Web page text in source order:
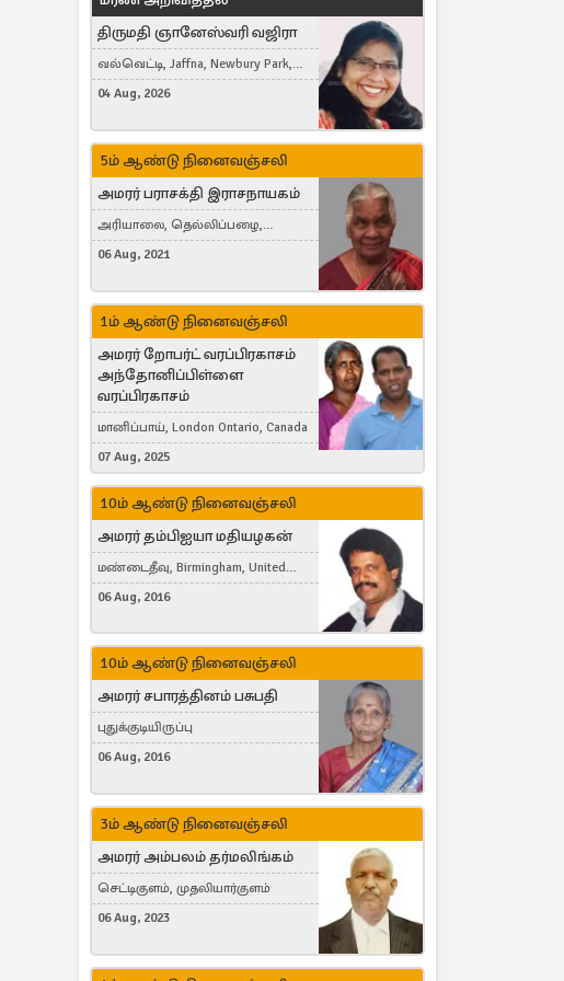
திருமதி ஞானேஸ்வரி வஜிரா
வல்வெட்டி, Jaffna, Newbury Park,
United Kingdom
04 Aug, 2026
5ம் ஆண்டு நினைவஞ்சலி
அமரர் பராசக்தி இராசநாயகம்
அரியாலை, தெல்லிப்பழை,
Montreal, Canada
06 Aug, 2021
1ம் ஆண்டு நினைவஞ்சலி
அமரர் றோபர்ட் வரப்பிரகாசம்
அந்தோனிப்பிள்ளை
வரப்பிரகாசம்
மானிப்பாய், London Ontario, Canada
07 Aug, 2025
10ம் ஆண்டு நினைவஞ்சலி
அமரர் தம்பிஐயா மதியழகன்
மண்டைதீவு, Birmingham, United
Kingdom
06 Aug, 2016
10ம் ஆண்டு நினைவஞ்சலி
அமரர் சபாரத்தினம் பசுபதி
புதுக்குடியிருப்பு
06 Aug, 2016
3ம் ஆண்டு நினைவஞ்சலி
அமரர் அம்பலம் தர்மலிங்கம்
செட்டிகுளம், முதலியார்குளம்
06 Aug, 2023